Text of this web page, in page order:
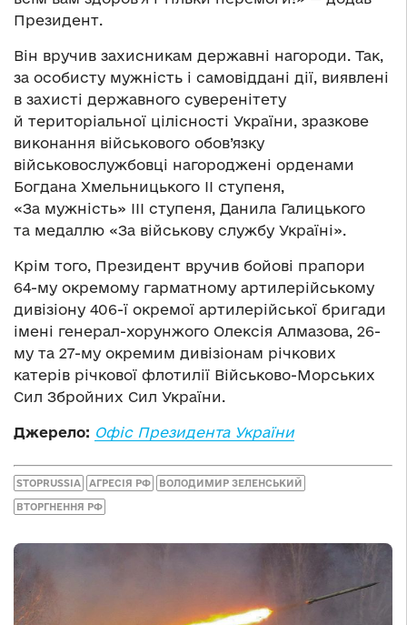
Президент.
Він вручив захисникам державні нагороди. Так,
за особисту мужність і самовіддані дії, виявлені
в захисті державного суверенітету
й територіальної цілісності України, зразкове
виконання військового обов’язку
військовослужбовці нагороджені орденами
Богдана Хмельницького ІІ ступеня,
«За мужність» ІІІ ступеня, Данила Галицького
та медаллю «За військову службу Україні».
Крім того, Президент вручив бойові прапори
64-му окремому гарматному артилерійському
дивізіону 406-ї окремої артилерійської бригади
імені генерал-хорунжого Олексія Алмазова, 26-
му та 27-му окремим дивізіонам річкових
катерів річкової флотилії Військово-Морських
Сил Збройних Сил України.
Джерело: Офіс Президента України
STOPRUSSIA АГРЕСІЯ РФ ВОЛОДИМИР ЗЕЛЕНСЬКИЙ
ВТОРГНЕННЯ РФ